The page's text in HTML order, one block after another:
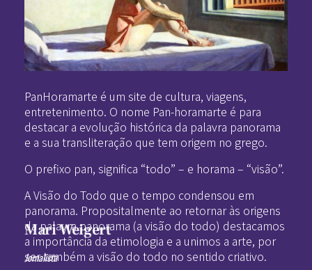
PanHoramarte é um site de cultura, viagens,
entretenimento. O nome Pan-horamarte é para
destacar a evolução histórica da palavra panorama
e a sua transliteração que tem origem no grego.
O prefixo pan, significa “todo” – e horama – “visão”.
A Visão do Todo que o tempo condensou em
panorama. Propositalmente ao retornar às origens
da palavra panorama (a visão do todo) destacamos
a importância da etimologia e a unimos a arte, por
ser também a visão do todo no sentido criativo.
Mari Weigert
Jornalista